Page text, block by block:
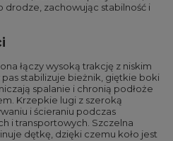
drodze, zachowując stabilność i
łączy wysoką trakcję z niskim
stabilizuje bieżnik, giętkie boki
spalanie i chronią podłoże
Krzepkie lugi z szeroką
i ścieraniu podczas
i transportowych. Szczelna
dętkę, dzięki czemu koło jest